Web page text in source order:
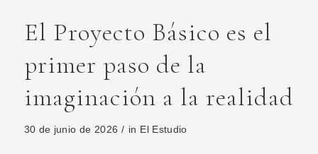
El Proyecto Básico es el
primer paso de la
imaginación a la realidad
30 de junio de 2026 / in El Estudio